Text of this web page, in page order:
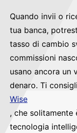
Quando invii o
tua banca,
tasso di cambio
commissioni
usano ancora un
denaro. Ti
Wise
, che
tecnologia